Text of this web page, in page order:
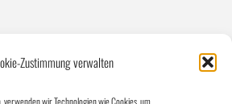
Zustimmung verwalten
verwenden wir Technologien wie Cookies, um